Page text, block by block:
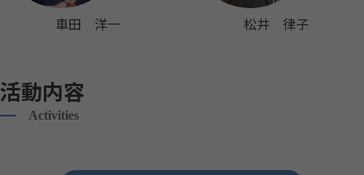
車田 洋一 松井 律子
活動内容
Activities